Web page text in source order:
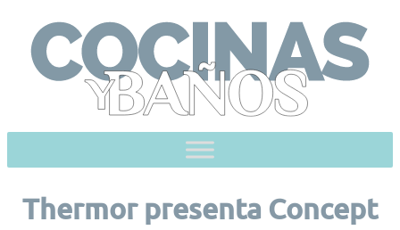
content
Thermor presenta Concept